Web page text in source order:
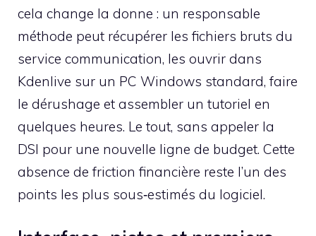
cela change la donne : un responsable
méthode peut récupérer les fichiers bruts du
service communication, les ouvrir dans
Kdenlive sur un PC Windows standard, faire
le dérushage et assembler un tutoriel en
quelques heures. Le tout, sans appeler la
DSI pour une nouvelle ligne de budget. Cette
absence de friction financière reste l’un des
points les plus sous‑estimés du logiciel.